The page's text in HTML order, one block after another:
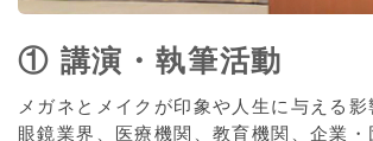
① 講演・執筆活動
メガネとメイクが印象や人生に与える影
眼鏡業界、医療機関、教育機関、企業